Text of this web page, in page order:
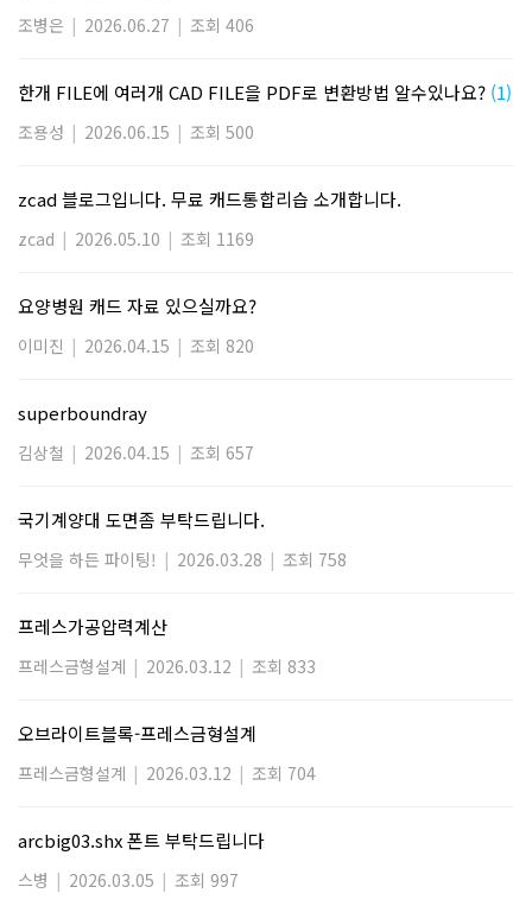
조병은 | 2026.06.27 | 조회 406
한개 FILE에 여러개 CAD FILE을 PDF로 변환방법 알수있나요? (1)
조용성 | 2026.06.15 | 조회 500
zcad 블로그입니다. 무료 캐드통합리습 소개합니다.
zcad | 2026.05.10 | 조회 1169
요양병원 캐드 자료 있으실까요?
이미진 | 2026.04.15 | 조회 820
superboundray
김상철 | 2026.04.15 | 조회 657
국기계양대 도면좀 부탁드립니다.
무엇을 하든 파이팅! | 2026.03.28 | 조회 758
프레스가공압력계산
프레스금형설계 | 2026.03.12 | 조회 833
오브라이트블록-프레스금형설계
프레스금형설계 | 2026.03.12 | 조회 704
arcbig03.shx 폰트 부탁드립니다
스병 | 2026.03.05 | 조회 997